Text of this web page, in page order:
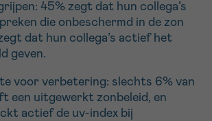
45% zegt dat hun collega’s
die onbeschermd in de zon
dat hun collega’s actief het
geven.
voor verbetering: slechts 6% van
een uitgewerkt zonbeleid, en
actief de uv-index bij